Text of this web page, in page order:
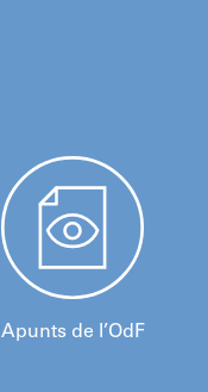
Apunts de l’OdF